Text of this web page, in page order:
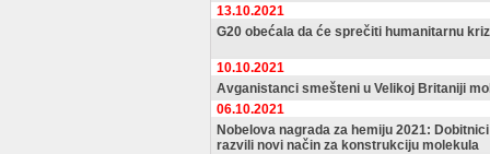
13.10.2021
G20 obećala da će sprečiti humanitarnu
10.10.2021
Avganistanci smešteni u Velikoj Britaniji
06.10.2021
Nobelova nagrada za hemiju 2021:
razvili novi način za konstrukciju molekula